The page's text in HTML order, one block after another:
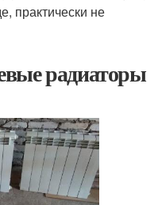
практически не
радиаторы